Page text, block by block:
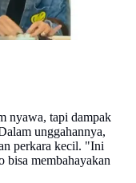
nyawa, tapi dampak
unggahannya,
perkara kecil. "Ini
bisa membahayakan